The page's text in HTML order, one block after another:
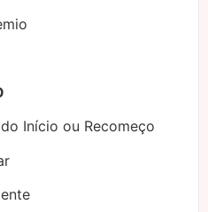
Início ou Recomeço